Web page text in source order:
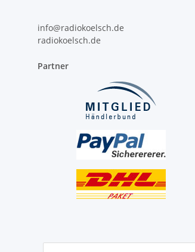
info@radiokoelsch.de
radiokoelsch.de
Partner